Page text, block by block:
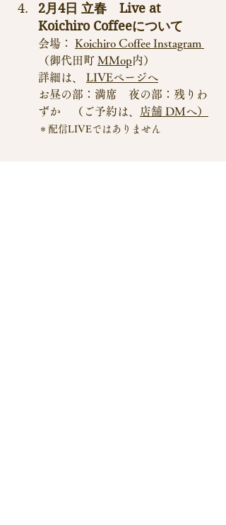
2月4日 立春　Live at
Koichiro Coffeeについて
会場： Koichiro Coffee Instagram
（御代田町 MMop内）
詳細は、 LIVEページへ
お昼の部：満席　夜の部：残りわ
ずか　（ご予約は、
店舗 DMへ）
＊配信LIVEではありません